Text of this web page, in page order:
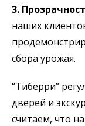
3.
наших
сбора урожая.
“Тиберри”
дверей и
считаем, что